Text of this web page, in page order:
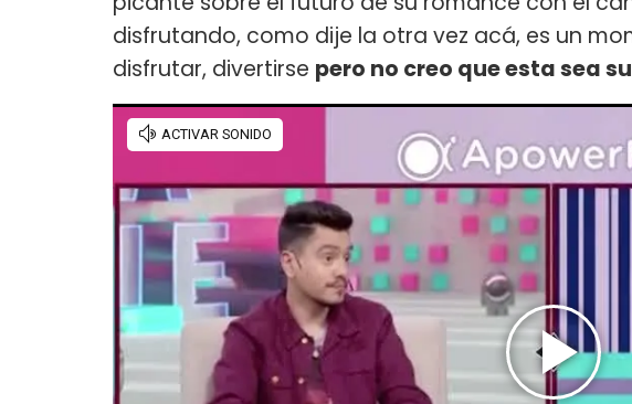
disfrutando, como dije la otra vez acá, es un
disfrutar, divertirse pero no creo que esta sea